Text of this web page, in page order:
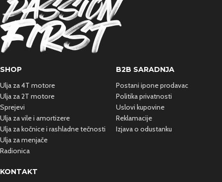
SHOP
Ulja za 4T motore
Ulja za 2T motore
Sprejevi
Ulja za vile i amortizere
Ulja za kočnice i rashladnetečnosti
Ulja za menjače
Radionica
B2B SARADNJA
Postani ipone prodavac
Politika privatnosti
Uslovi kupovine
Reklamacije
Izjava o odustanku
KONTAKT